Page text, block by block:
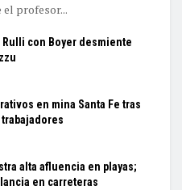
el profesor...
Rulli con Boyer desmiente
en mina Santa Fe tras
alta afluencia en playas;
en carreteras